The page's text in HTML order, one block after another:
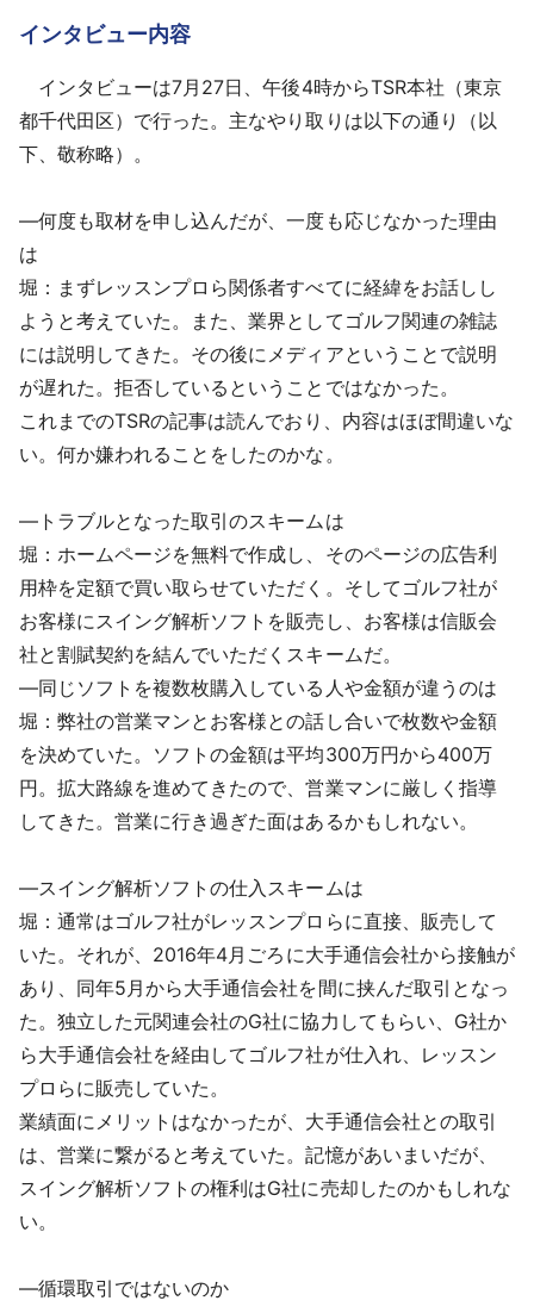
インタビュー内容
インタビューは7月27日、午後4時からTSR本社（東京
都千代田区）で行った。主なやり取りは以下の通り（以
下、敬称略）。
―何度も取材を申し込んだが、一度も応じなかった理由
は
堀：まずレッスンプロら関係者すべてに経緯をお話しし
ようと考えていた。また、業界としてゴルフ関連の雑誌
には説明してきた。その後にメディアということで説明
が遅れた。拒否しているということではなかった。
これまでのTSRの記事は読んでおり、内容はほぼ間違いな
い。何か嫌われることをしたのかな。
―トラブルとなった取引のスキームは
堀：ホームページを無料で作成し、そのページの広告利
用枠を定額で買い取らせていただく。そしてゴルフ社が
お客様にスイング解析ソフトを販売し、お客様は信販会
社と割賦契約を結んでいただくスキームだ。
―同じソフトを複数枚購入している人や金額が違うのは
堀：弊社の営業マンとお客様との話し合いで枚数や金額
を決めていた。ソフトの金額は平均300万円から400万
円。拡大路線を進めてきたので、営業マンに厳しく指導
してきた。営業に行き過ぎた面はあるかもしれない。
―スイング解析ソフトの仕入スキームは
堀：通常はゴルフ社がレッスンプロらに直接、販売して
いた。それが、2016年4月ごろに大手通信会社から接触が
あり、同年5月から大手通信会社を間に挟んだ取引となっ
た。独立した元関連会社のG社に協力してもらい、G社か
ら大手通信会社を経由してゴルフ社が仕入れ、レッスン
プロらに販売していた。
業績面にメリットはなかったが、大手通信会社との取引
は、営業に繋がると考えていた。記憶があいまいだが、
スイング解析ソフトの権利はG社に売却したのかもしれな
い。
―循環取引ではないのか